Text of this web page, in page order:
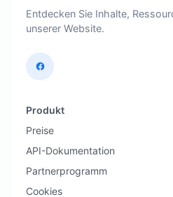
Entdecken Sie Inhalte,
unserer Website.
Produkt
Preise
API-Dokumentation
Partnerprogramm
Cookies